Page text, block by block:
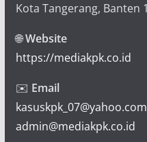
Kota Tangerang, Banten
🌐Website
https://mediakpk.co.id
✉️ Email
kasuskpk_07@yahoo.com
admin@mediakpk.co.id